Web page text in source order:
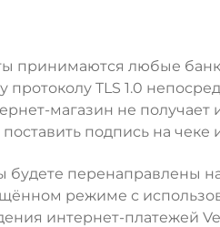
принимаются любые
TLS 1.0
магазин не получает
подпись на
будете
режиме с
интернет-платежей